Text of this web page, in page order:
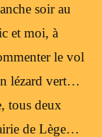
soir au
et moi, à
le vol
lézard vert…
tous deux
de Lège…